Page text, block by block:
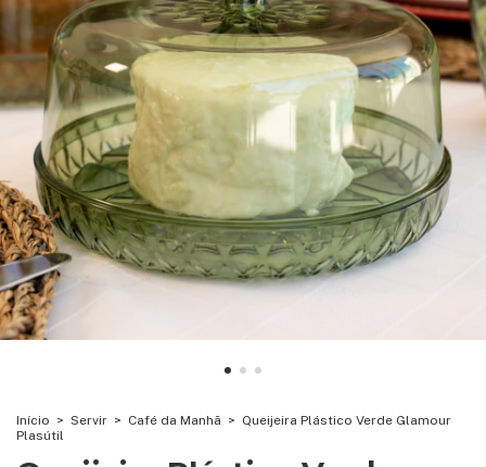
Início > Servir > Café da Manhã > Queijeira Plástico Verde Glamour
Plasútil